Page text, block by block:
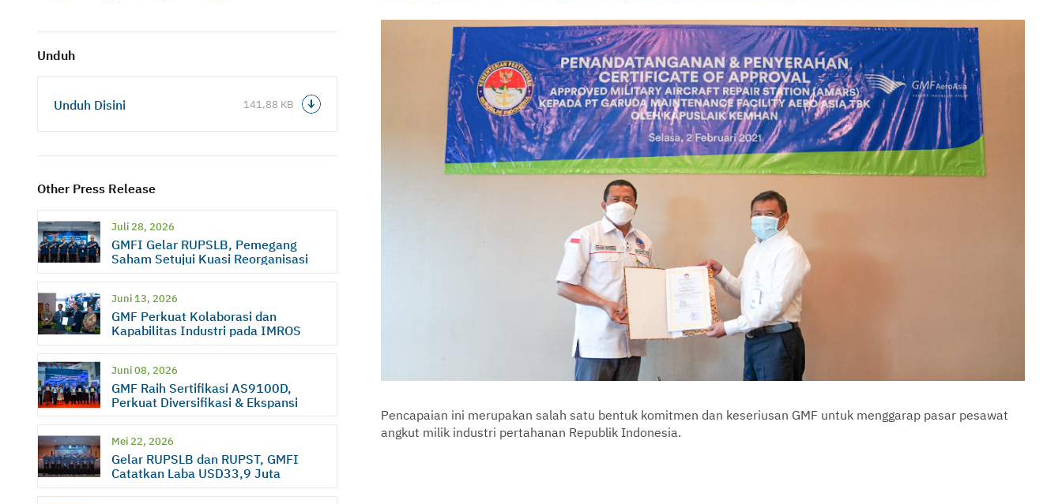
Unduh
Unduh Disini 141,88 KB
Other Press Release
Juli 28, 2026
GMFI Gelar RUPSLB, Pemegang
Saham Setujui Kuasi Reorganisasi
Juni 13, 2026
GMF Perkuat Kolaborasi dan
Kapabilitas Industri pada IMROS
Juni 08, 2026
GMF Raih Sertifikasi AS9100D,
Perkuat Diversifikasi & Ekspansi
Mei 22, 2026
Gelar RUPSLB dan RUPST, GMFI
Catatkan Laba USD33,9 Juta
Pencapaian ini merupakan salah satu bentuk komitmen dan keseriusan GMF untuk menggarap pasar pesawat
angkut milik industri pertahanan Republik Indonesia.